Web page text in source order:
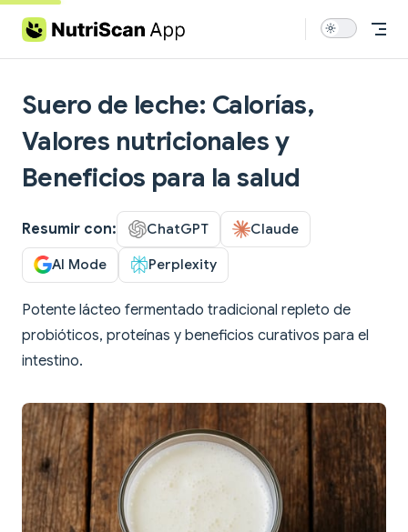
Skip to content
Suero de leche: Calorías,
Valores nutricionales y
Beneficios para la salud
Resumir con: ChatGPT Claude
AI Mode Perplexity
Potente lácteo fermentado tradicional repleto de
probióticos, proteínas y beneficios curativos para el
intestino.